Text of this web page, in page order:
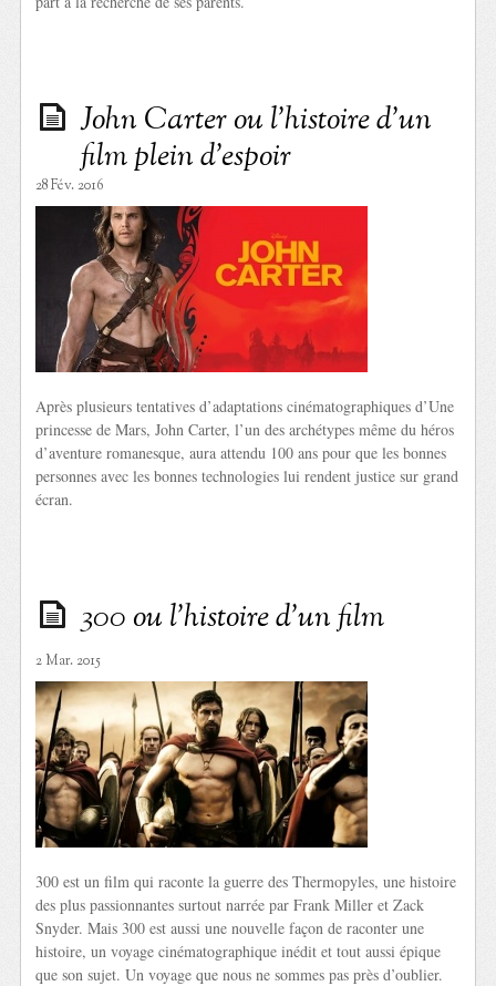
John Carter ou l’histoire d’un
film plein d’espoir
28 Fév. 2016
Après plusieurs tentatives d’adaptations cinématographiques d’Une
princesse de Mars, John Carter, l’un des archétypes même du héros
d’aventure romanesque, aura attendu 100 ans pour que les bonnes
personnes avec les bonnes technologies lui rendent justice sur grand
écran.
300 ou l’histoire d’un film
2 Mar. 2015
300 est un film qui raconte la guerre des Thermopyles, une histoire
des plus passionnantes surtout narrée par Frank Miller et Zack
Snyder. Mais 300 est aussi une nouvelle façon de raconter une
histoire, un voyage cinématographique inédit et tout aussi épique
que son sujet. Un voyage que nous ne sommes pas près d’oublier.